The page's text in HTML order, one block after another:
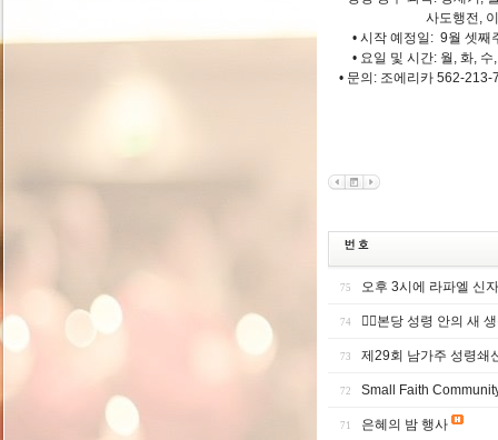
사도행전, 이
• 시작 예정일: 9월 셋째
• 요일 및 시간: 월, 화,
• 문의: 조에리카 562-213-
75 오후 3시에 라파엘 신
74 본당 성령 안의 새
73 제29회 남가주 성령쇄
72 Small Faith
71 은혜의 밤 행사